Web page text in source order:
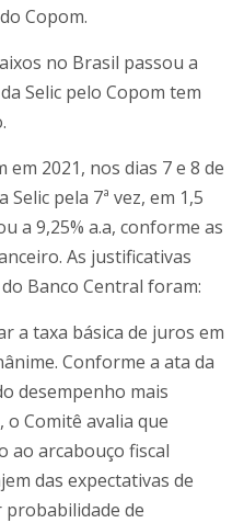
Copom.
no Brasil passou a
Selic pelo Copom tem
2021, nos dias 7 e 8 de
pela 7ª vez, em 1,5
a 9,25% a.a, conforme as
As justificativas
Banco Central foram:
a taxa básica de juros em
Conforme a ata da
desempenho mais
Comitê avalia que
ao arcabouço fiscal
das expectativas de
probabilidade de